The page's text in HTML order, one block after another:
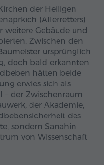
der Heiligen
(Allerretters)
weitere Gebäude und
Zwischen den
ursprünglich
doch bald erkannten
hätten beide
erwies sich als
– der Zwischenraum
der Akademie,
des
sondern Sanahin
von Wissenschaft